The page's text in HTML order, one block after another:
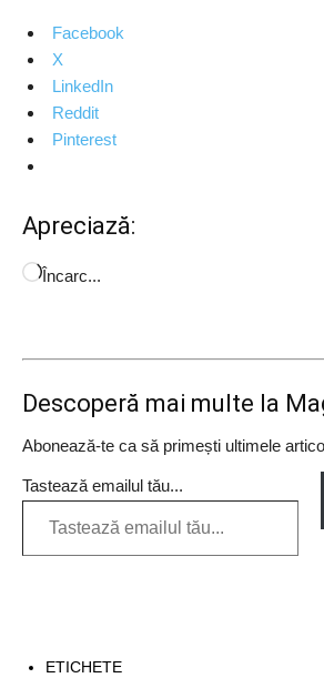
Facebook
X
LinkedIn
Reddit
Pinterest
Apreciază:
Încarc...
Descoperă mai multe la
Abonează-te ca să primești ultimele
Tastează emailul tău...
ETICHETE